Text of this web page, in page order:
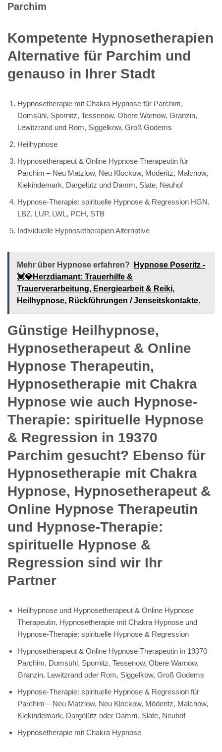
Parchim
Kompetente Hypnosetherapien
Alternative für Parchim und
genauso in Ihrer Stadt
Hypnosetherapie mit Chakra Hypnose für Parchim,
Domsühl, Spornitz, Tessenow, Obere Warnow, Granzin,
Lewitzrand und Rom, Siggelkow, Groß Godems
Heilhypnose
Hypnosetherapeut & Online Hypnose Therapeutin für
Parchim – Neu Matzlow, Neu Klockow, Möderitz, Malchow,
Kiekindemark, Dargelütz und Damm, Slate, Neuhof
Hypnose-Therapie: spirituelle Hypnose & Regression HGN,
LBZ, LUP, LWL, PCH, STB
Individuelle Hypnosetherapien Alternative
Mehr über Hypnose erfahren?
Hypnose Poseritz -
💓️💎Herzdiamant: Trauerhilfe &
Trauerverarbeitung, Energiearbeit & Reiki,
Heilhypnose, Rückführungen / Jenseitskontakte.
Günstige Heilhypnose,
Hypnosetherapeut & Online
Hypnose Therapeutin,
Hypnosetherapie mit Chakra
Hypnose wie auch Hypnose-
Therapie: spirituelle Hypnose
& Regression in 19370
Parchim gesucht? Ebenso für
Hypnosetherapie mit Chakra
Hypnose, Hypnosetherapeut &
Online Hypnose Therapeutin
und Hypnose-Therapie:
spirituelle Hypnose &
Regression sind wir Ihr
Partner
Heilhypnose und Hypnosetherapeut & Online Hypnose
Therapeutin, Hypnosetherapie mit Chakra Hypnose und
Hypnose-Therapie: spirituelle Hypnose & Regression
Hypnosetherapeut & Online Hypnose Therapeutin in 19370
Parchim, Domsühl, Spornitz, Tessenow, Obere Warnow,
Granzin, Lewitzrand oder Rom, Siggelkow, Groß Godems
Hypnose-Therapie: spirituelle Hypnose & Regression für
Parchim – Neu Matzlow, Neu Klockow, Möderitz, Malchow,
Kiekindemark, Dargelütz oder Damm, Slate, Neuhof
Hypnosetherapie mit Chakra Hypnose